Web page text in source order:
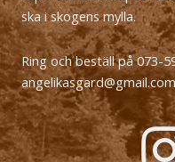
ska i skogens mylla.
Ring och beställ på 073-
angelikasgard@gmail.com